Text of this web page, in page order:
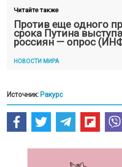
Читайте также
Против еще одного
срока Путина
россиян — опрос
НОВОСТИ МИРА
Источник: Ракурс